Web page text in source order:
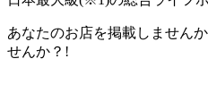
あなたのお店を掲載しませんか
せんか？!